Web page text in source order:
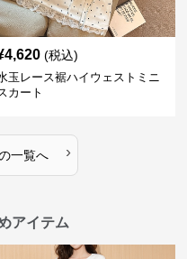
4,620 (税込)
玉レース裾ハイウェストミニ
カート
一覧へ ›
アイテム